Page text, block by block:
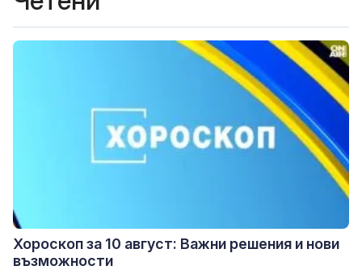
Хороскоп за 10 август: Важни решения и нови
възможности